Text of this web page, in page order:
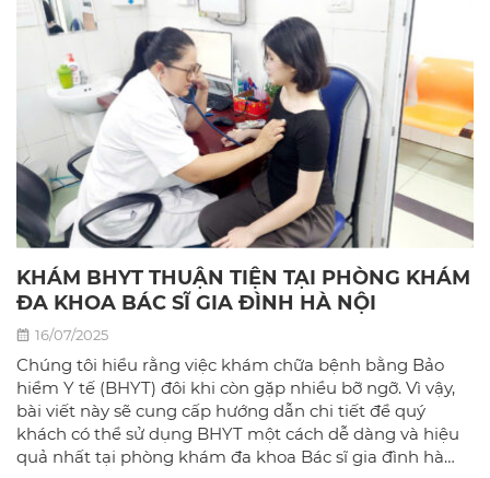
KHÁM BHYT THUẬN TIỆN TẠI PHÒNG KHÁM
ĐA KHOA BÁC SĨ GIA ĐÌNH HÀ NỘI
16/07/2025
Chúng tôi hiểu rằng việc khám chữa bệnh bằng Bảo
hiểm Y tế (BHYT) đôi khi còn gặp nhiều bỡ ngỡ. Vì vậy,
bài viết này sẽ cung cấp hướng dẫn chi tiết để quý
khách có thể sử dụng BHYT một cách dễ dàng và hiệu
quả nhất tại phòng khám đa khoa Bác sĩ gia đình hà